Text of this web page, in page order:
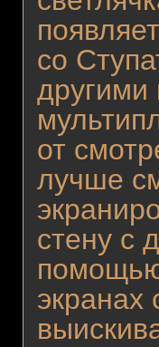
со
от
лучше
стену с
экранах